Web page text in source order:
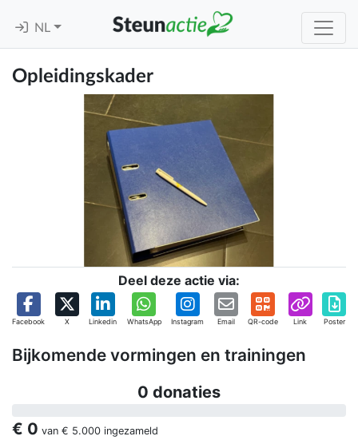
NL
Opleidingskader
Deel deze actie via:
Facebook X Linkedin WhatsApp Instagram Email QR-code Link Poster
Bijkomende vormingen en trainingen
0 donaties
€ 0 van € 5.000 ingezameld